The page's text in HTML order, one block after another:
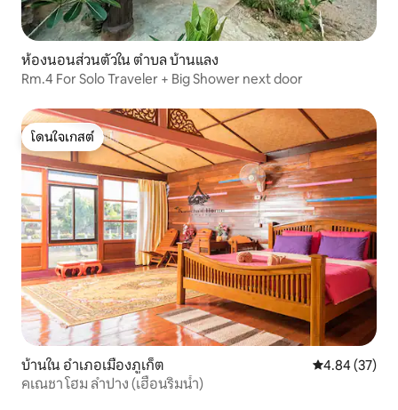
ห้องนอนส่วนตัวใน ตำบล บ้านแลง
Rm.4 For Solo Traveler + Big Shower next door
โดนใจเกสต์
โดนใจเกสต์
บ้านใน อำเภอเมืองภูเก็ต คะแนนเฉลี่ย
4.84 (37)
คเณชา โฮม ลำปาง (เฮือนริมน้ำ)